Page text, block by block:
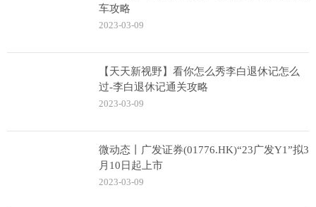
车攻略
2023-03-09
【天天新视野】看你怎么秀李白退休记怎么
过-李白退休记通关攻略
2023-03-09
微动态丨广发证券(01776.HK)“23广发Y1”拟3
月10日起上市
2023-03-09